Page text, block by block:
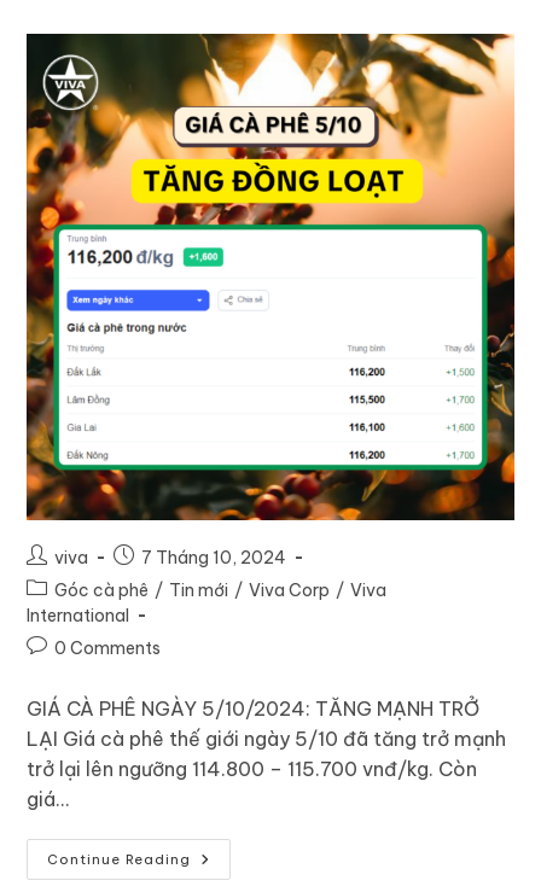
viva
7 Tháng 10, 2024
Góc cà phê / Tin mới / Viva Corp / Viva
International
0 Comments
GIÁ CÀ PHÊ NGÀY 5/10/2024: TĂNG MẠNH TRỞ
LẠI Giá cà phê thế giới ngày 5/10 đã tăng trở mạnh
trở lại lên ngưỡng 114.800 – 115.700 vnđ/kg. Còn
giá…
Continue Reading